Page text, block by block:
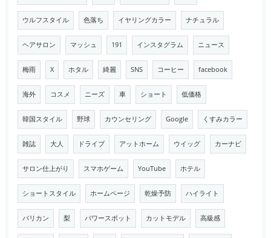
ウルフスタイル 色落ち イヤリングカラー ナチュラル
ヘアサロン マッシュ 191 インスタグラム ニュース
梅雨 X ホタル 綺麗 SNS コーヒー facebook
海外 コスメ ニーズ 車 ショート 低価格
韓国スタイル 野球 カウンセリング Google くすみカラー
雑誌 大人 ドライブ アットホーム ウイッグ カーナビ
サロン仕上がり スマホゲーム YouTube ホテル
ショートスタイル ホームページ 乾燥予防 ハイライト
バリカン 梨 パワースポット カットモデル 高級感